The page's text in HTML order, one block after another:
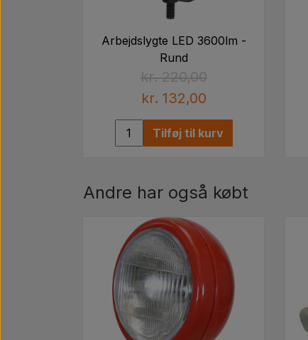
Arbejdslygte LED 3600lm -
Rund
kr. 220,00
kr. 132,00
Tilføj til kurv
Andre har også købt